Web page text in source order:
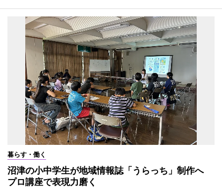
暮らす・働く
沼津の小中学生が地域情報誌「うらっち」制作へ
プロ講座で表現力磨く